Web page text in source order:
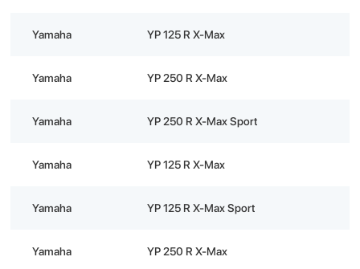
Yamaha YP 125 R X-Max
Yamaha YP 250 R X-Max
Yamaha YP 250 R X-Max Sport
Yamaha YP 125 R X-Max
Yamaha YP 125 R X-Max Sport
Yamaha YP 250 R X-Max